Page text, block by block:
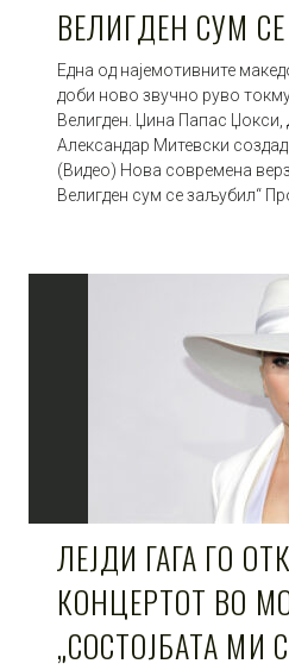
ВЕЛИГДЕН СУМ
Една од најемотивните
доби ново звучно руво
Велигден. Џина Папас
Александар Митевски
(Видео) Нова современа
Велигден сум се заљубил“
ЛЕЈДИ ГАГА ГО
КОНЦЕРТОТ ВО
„СОСТОЈБАТА МИ